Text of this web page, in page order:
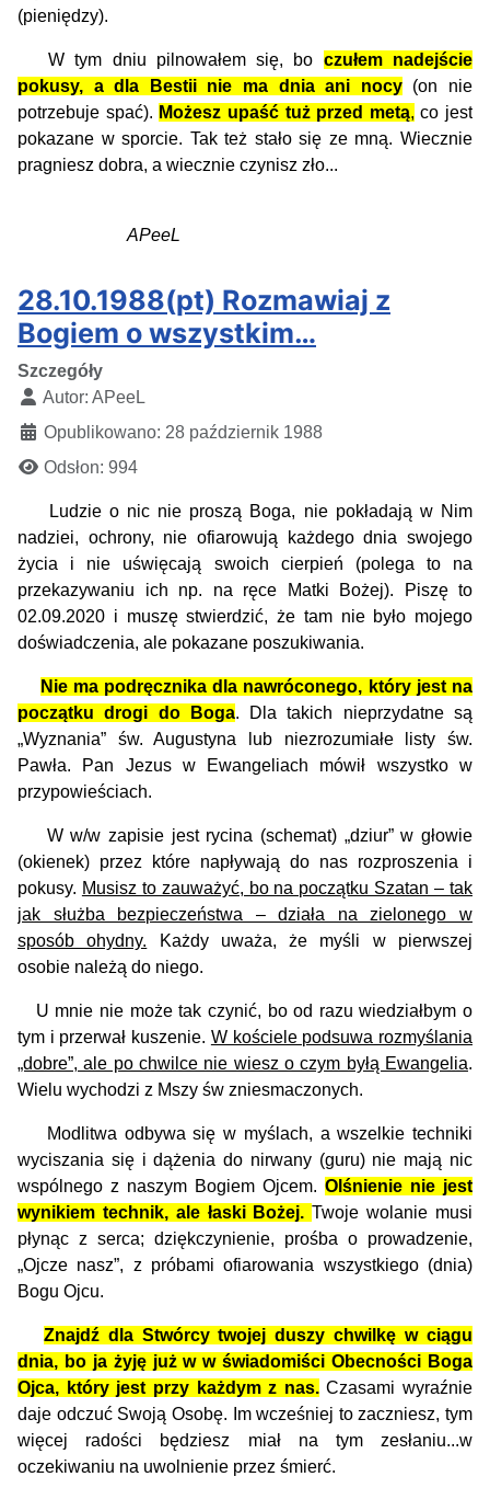
(pieniędzy).
W tym dniu pilnowałem się, bo czułem nadejście
pokusy, a dla Bestii nie ma dnia ani nocy(on nie
potrzebuje spać). Możesz upaść tuż przed metą, co jest
pokazane w sporcie. Tak też stało się ze mną. Wiecznie
pragniesz dobra, a wiecznie czynisz zło...
APeeL
28.10.1988(pt) Rozmawiaj z
Bogiem o wszystkim…
Szczegóły
Autor: APeeL
Opublikowano: 28 październik 1988
Odsłon: 994
Ludzie o nic nie proszą Boga, nie pokładają w Nim
nadziei, ochrony, nie ofiarowują każdego dnia swojego
życia i nie uświęcają swoich cierpień (polega to na
przekazywaniu ich np. na ręce Matki Bożej). Piszę to
02.09.2020 i muszę stwierdzić, że tam nie było mojego
doświadczenia, ale pokazane poszukiwania.
Nie ma podręcznika dla nawróconego, który jest na
początku drogi do Boga. Dla takich nieprzydatne są
„Wyznania” św. Augustyna lub niezrozumiałe listy św.
Pawła. Pan Jezus w Ewangeliach mówił wszystko w
przypowieściach.
W w/w zapisie jest rycina (schemat) „dziur” w głowie
(okienek) przez które napływają do nas rozproszenia i
pokusy. Musisz to zauważyć, bo na początku Szatan – tak
jak służba bezpieczeństwa – działa na zielonego w
sposób ohydny. Każdy uważa, że myśli w pierwszej
osobie należą do niego.
U mnie nie może tak czynić, bo od razu wiedziałbym o
tym i przerwał kuszenie. W kościele podsuwa rozmyślania
„dobre”, ale po chwilce nie wiesz o czym byłą Ewangelia.
Wielu wychodzi z Mszy św zniesmaczonych.
Modlitwa odbywa się w myślach, a wszelkie techniki
wyciszania się i dążenia do nirwany (guru) nie mają nic
wspólnego z naszym Bogiem Ojcem. Olśnienie nie jest
wynikiem technik, ale łaski Bożej.Twoje wolanie musi
płynąc z serca; dziękczynienie, prośba o prowadzenie,
„Ojcze nasz”, z próbami ofiarowania wszystkiego (dnia)
Bogu Ojcu.
Znajdź dla Stwórcy twojej duszy chwilkę w ciągu
dnia, bo ja żyję już w w świadomiści Obecności Boga
Ojca, który jest przy każdym z nas.Czasami wyraźnie
daje odczuć Swoją Osobę. Im wcześniej to zaczniesz, tym
więcej radości będziesz miał na tym zesłaniu...w
oczekiwaniu na uwolnienie przez śmierć.